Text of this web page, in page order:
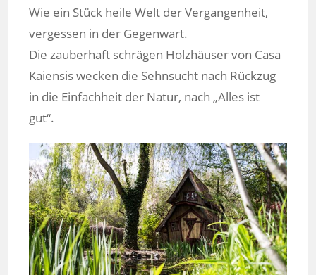
Wie ein Stück heile Welt der Vergangenheit,
vergessen in der Gegenwart.
Die zauberhaft schrägen Holzhäuser von Casa
Kaiensis wecken die Sehnsucht nach Rückzug
in die Einfachheit der Natur, nach „Alles ist
gut“.